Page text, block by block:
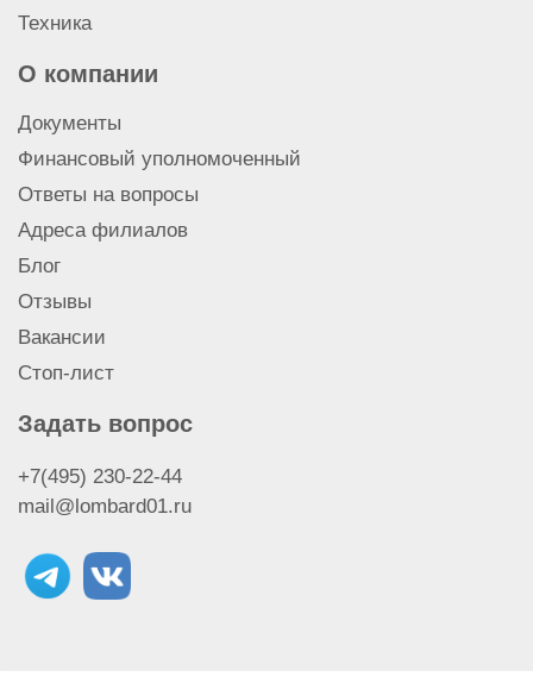
Техника
О компании
Документы
Финансовый уполномоченный
Ответы на вопросы
Адреса филиалов
Блог
Отзывы
Вакансии
Стоп-лист
Задать вопрос
+7(495) 230-22-44
mail@lombard01.ru